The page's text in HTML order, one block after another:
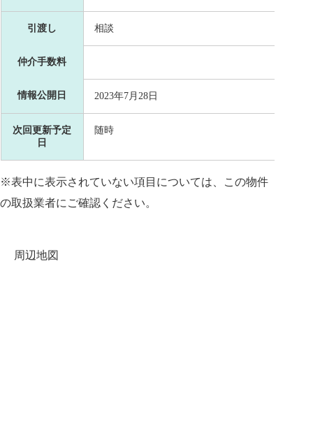
引渡し 相談
仲介手数料
情報公開日 2023年7月28日
次回更新予定
日
随時
※表中に表示されていない項目については、この物件
の取扱業者にご確認ください。
周辺地図